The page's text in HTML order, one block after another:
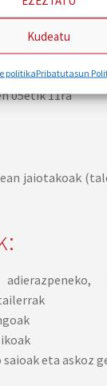
Kudeatu
politikaPribatutasun
05etik 11ra
jaiotakoak
saioak eta askoz